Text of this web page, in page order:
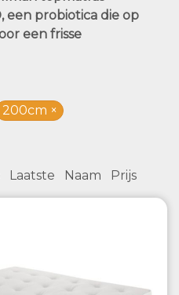
een probiotica die op
een frisse
200cm
Laatste Naam Prijs